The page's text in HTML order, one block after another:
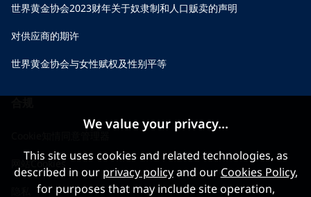
世界黄金协会2023财年关于奴隶制和人口贩卖的声明
对供应商的期许
世界黄金协会与女性赋权及性别平等
网站Cookies
We value your privacy...
This site uses cookies and related technologies, as
described in our privacy policyand our Cookies Policy,
for purposes that may include site operation,